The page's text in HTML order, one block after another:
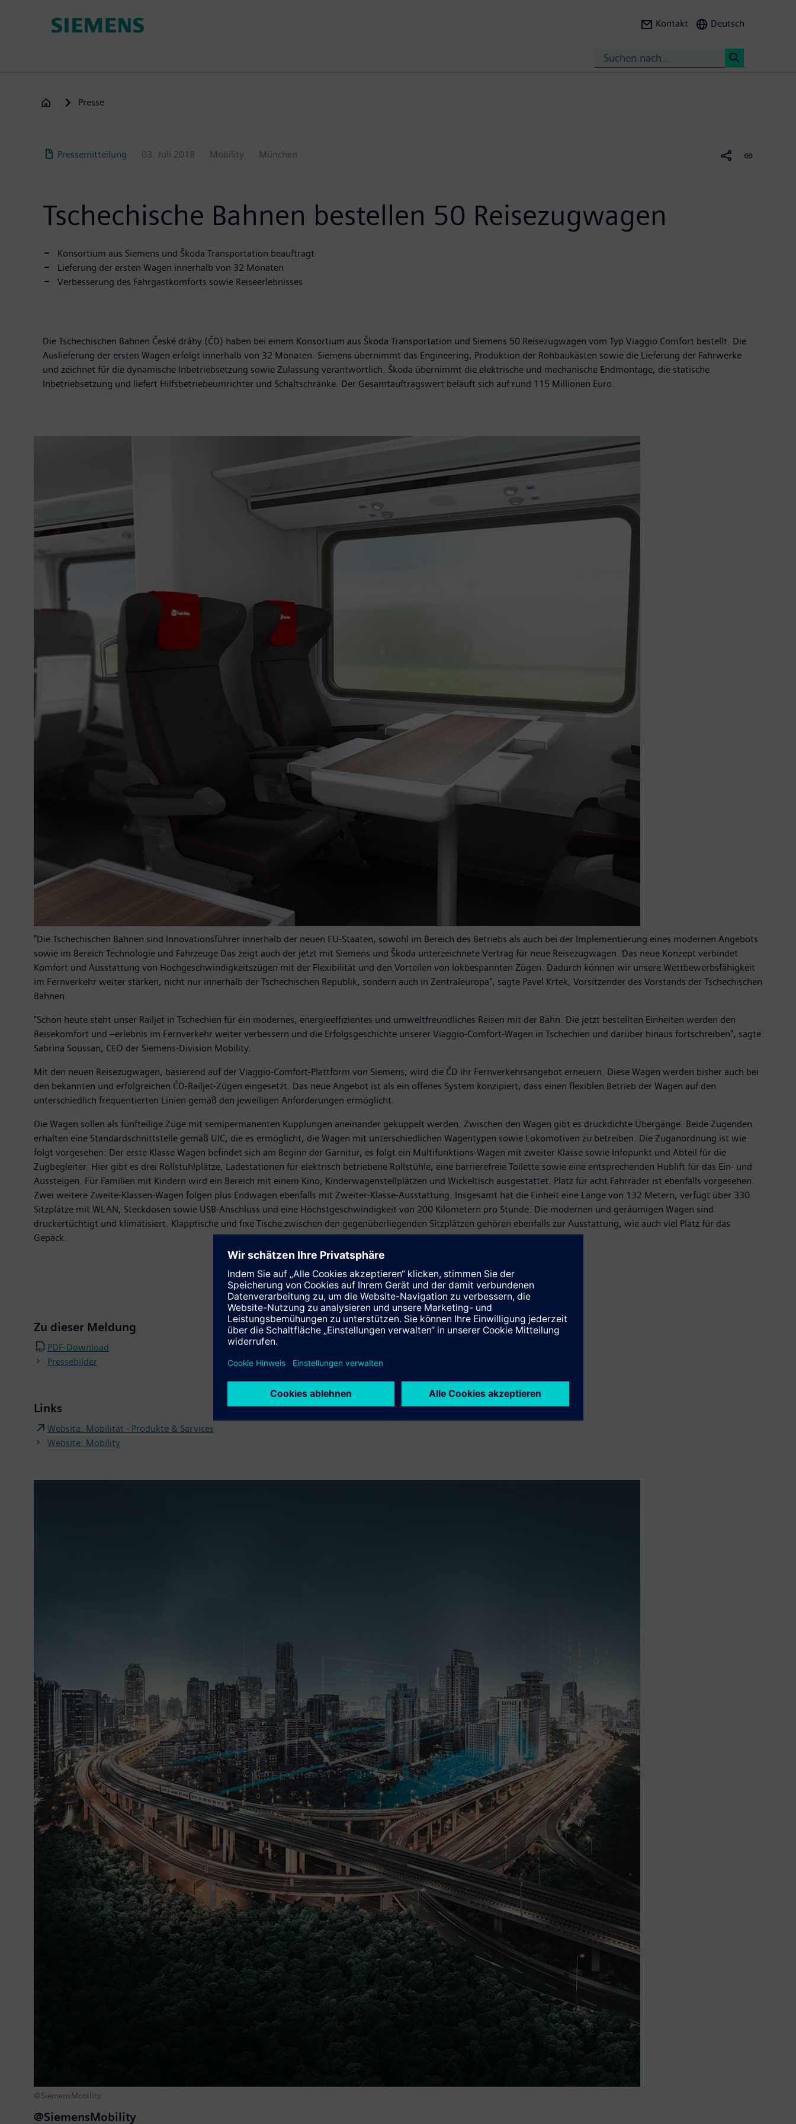
Kontakt Deutsch
Presse
Pressemitteilung 03. Juli 2018 Mobility München
Tschechische Bahnen bestellen 50 Reisezugwagen
Konsortium aus Siemens und Škoda Transportation beauftragt
Lieferung der ersten Wagen innerhalb von 32 Monaten
Verbesserung des Fahrgastkomforts sowie Reiseerlebnisses
Die Tschechischen Bahnen České dráhy (ČD) haben bei einem Konsortium aus Škoda Transportation und Siemens 50 Reisezugwagen vom Typ Viaggio Comfort bestellt. Die
Auslieferung der ersten Wagen erfolgt innerhalb von 32 Monaten. Siemens übernimmt das Engineering, Produktion der Rohbaukästen sowie die Lieferung der Fahrwerke
und zeichnet für die dynamische Inbetriebsetzung sowie Zulassung verantwortlich. Škoda übernimmt die elektrische und mechanische Endmontage, die statische
Inbetriebsetzung und liefert Hilfsbetriebeumrichter und Schaltschränke. Der Gesamtauftragswert beläuft sich auf rund 115 Millionen Euro.
"Die Tschechischen Bahnen sind Innovationsführer innerhalb der neuen EU-Staaten, sowohl im Bereich des Betriebs als auch bei der Implementierung eines modernen Angebots
sowie im Bereich Technologie und Fahrzeuge Das zeigt auch der jetzt mit Siemens und Škoda unterzeichnete Vertrag für neue Reisezugwagen. Das neue Konzept verbindet
Komfort und Ausstattung von Hochgeschwindigkeitszügen mit der Flexibilität und den Vorteilen von lokbespannten Zügen. Dadurch können wir unsere Wettbewerbsfähigkeit
im Fernverkehr weiter stärken, nicht nur innerhalb der Tschechischen Republik, sondern auch in Zentraleuropa", sagte Pavel Krtek, Vorsitzender des Vorstands der Tschechischen
Bahnen.
"Schon heute steht unser Railjet in Tschechien für ein modernes, energieeffizientes und umweltfreundliches Reisen mit der Bahn. Die jetzt bestellten Einheiten werden den
Reisekomfort und –erlebnis im Fernverkehr weiter verbessern und die Erfolgsgeschichte unserer Viaggio-Comfort-Wagen in Tschechien und darüber hinaus fortschreiben", sagte
Sabrina Soussan, CEO der Siemens-Division Mobility.
Mit den neuen Reisezugwagen, basierend auf der Viaggio-Comfort-Plattform von Siemens, wird die ČD ihr Fernverkehrsangebot erneuern. Diese Wagen werden bisher auch bei
den bekannten und erfolgreichen ČD-Railjet-Zügen eingesetzt. Das neue Angebot ist als ein offenes System konzipiert, dass einen flexiblen Betrieb der Wagen auf den
unterschiedlich frequentierten Linien gemäß den jeweiligen Anforderungen ermöglicht.
Die Wagen sollen als fünfteilige Züge mit semipermanenten Kupplungen aneinander gekuppelt werden. Zwischen den Wagen gibt es druckdichte Übergänge. Beide Zugenden
erhalten eine Standardschnittstelle gemäß UIC, die es ermöglicht, die Wagen mit unterschiedlichen Wagentypen sowie Lokomotiven zu betreiben. Die Zuganordnung ist wie
folgt vorgesehen: Der erste Klasse Wagen befindet sich am Beginn der Garnitur, es folgt ein Multifunktions-Wagen mit zweiter Klasse sowie Infopunkt und Abteil für die
Zugbegleiter. Hier gibt es drei Rollstuhlplätze, Ladestationen für elektrisch betriebene Rollstühle, eine barrierefreie Toilette sowie eine entsprechenden Hublift für das Ein- und
Aussteigen. Für Familien mit Kindern wird ein Bereich mit einem Kino, Kinderwagenstellplätzen und Wickeltisch ausgestattet. Platz für acht Fahrräder ist ebenfalls vorgesehen.
Zwei weitere Zweite-Klassen-Wagen folgen plus Endwagen ebenfalls mit Zweiter-Klasse-Ausstattung. Insgesamt hat die Einheit eine Länge von 132 Metern, verfügt über 330
Sitzplätze mit WLAN, Steckdosen sowie USB-Anschluss und eine Höchstgeschwindigkeit von 200 Kilometern pro Stunde. Die modernen und geräumigen Wagen sind
druckertüchtigt und klimatisiert. Klapptische und fixe Tische zwischen den gegenüberliegenden Sitzplätzen gehören ebenfalls zur Ausstattung, wie auch viel Platz für das
Gepäck.
Zu dieser Meldung
PDF-Download
Pressebilder
Links
Website: Mobilität - Produkte & Services
Website: Mobility
@SiemensMobility
@SiemensMobility